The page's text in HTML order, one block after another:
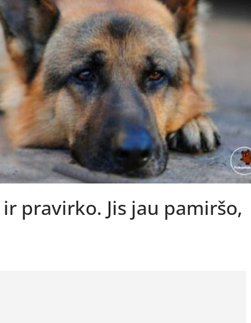
pravirko. Jis jau pamiršo,